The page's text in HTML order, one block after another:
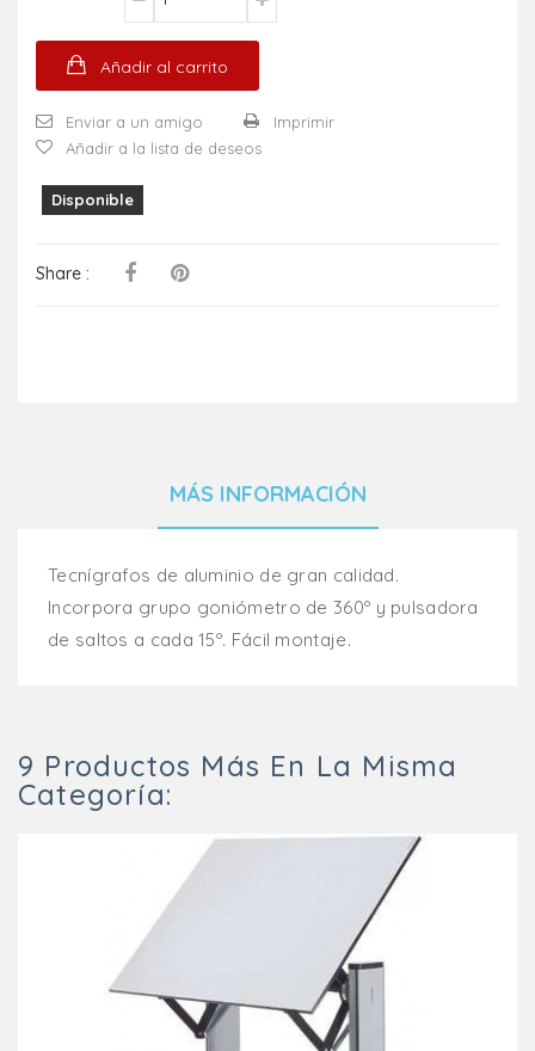
Añadir al carrito
Enviar a un amigo
Imprimir
Añadir a la lista de deseos
Disponible
Share :
MÁS INFORMACIÓN
Tecnígrafos de aluminio de gran calidad.
Incorpora grupo goniómetro de 360º y pulsadora
de saltos a cada 15º. Fácil montaje.
9 Productos Más En La Misma
Categoría: